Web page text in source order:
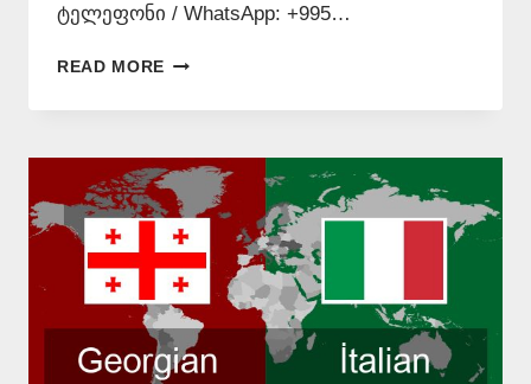
ტელეფონი / WhatsApp: +995…
READ MORE ᲘᲢᲐᲚᲘᲣᲠᲐᲓ
+995
546
577